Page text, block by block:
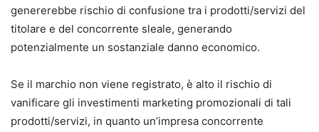
genererebbe rischio di confusione tra i prodotti/servizi del
titolare e del concorrente sleale, generando
potenzialmente un sostanziale danno economico.
Se il marchio non viene registrato, è alto il rischio di
vanificare gli investimenti marketing promozionali di tali
prodotti/servizi, in quanto un’impresa concorrente